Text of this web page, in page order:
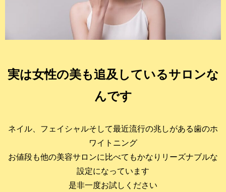
実は女性の美も追及しているサロンな
んです
ネイル、フェイシャルそして最近流行の兆しがある歯のホ
ワイトニング
お値段も他の美容サロンに比べてもかなりリーズナブルな
設定になっています
是非一度お試しください